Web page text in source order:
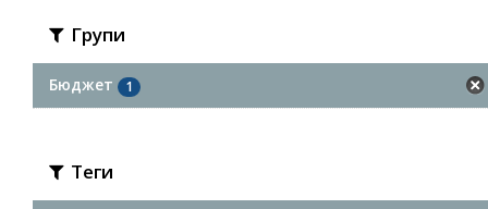
Групи
Бюджет 1
Теги